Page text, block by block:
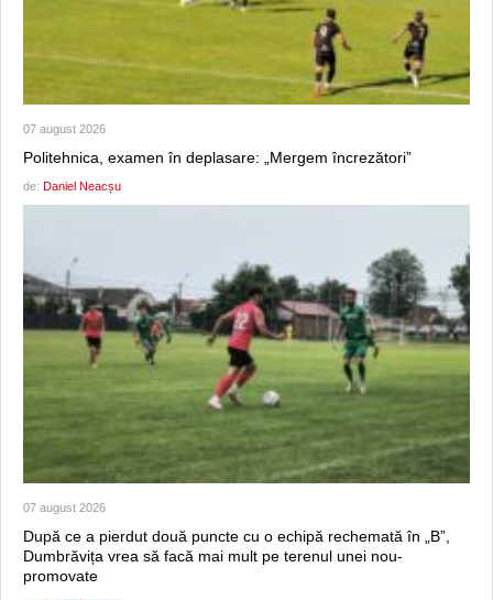
07 august 2026
Politehnica, examen în deplasare: „Mergem încrezători”
de: Daniel Neacșu
07 august 2026
După ce a pierdut două puncte cu o echipă rechemată în „B”,
Dumbrăvița vrea să facă mai mult pe terenul unei nou-
promovate